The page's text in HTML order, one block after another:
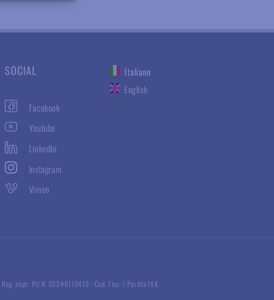
SOCIAL
Facebook
Youtube
LinkedIn
Instagram
Vimeo
Italiano
English
Reg. impr. PU N. 02246170415· Cod. Fisc. / Partita IVA